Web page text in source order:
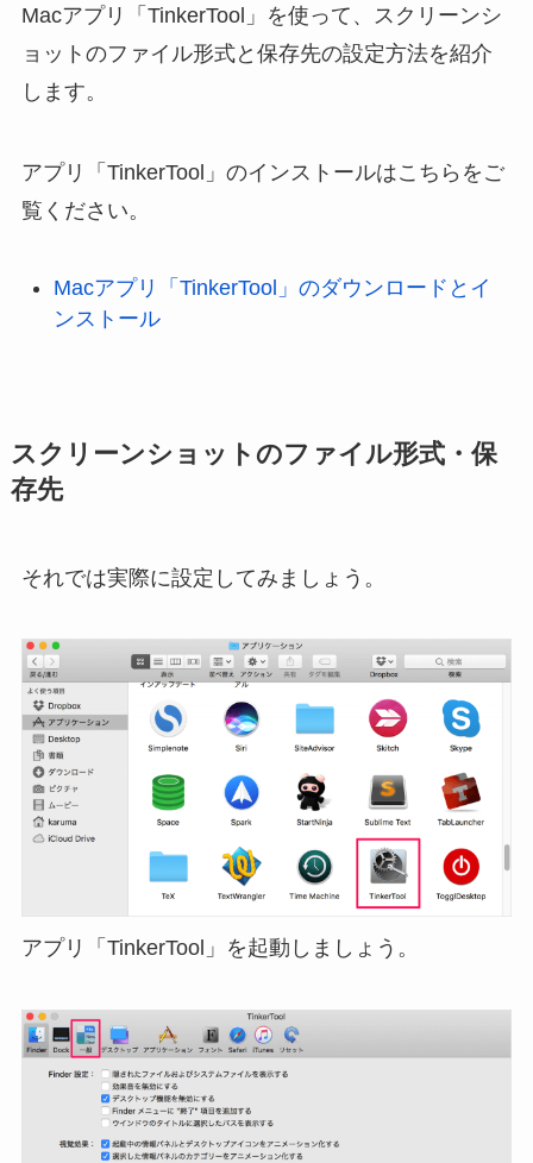
Macアプリ「TinkerTool」を使って、スクリーンシ
ョットのファイル形式と保存先の設定方法を紹介
します。
アプリ「TinkerTool」のインストールはこちらをご
覧ください。
Macアプリ「TinkerTool」のダウンロードとイ
ンストール
スクリーンショットのファイル形式・保
存先
それでは実際に設定してみましょう。
アプリ「TinkerTool」を起動しましょう。